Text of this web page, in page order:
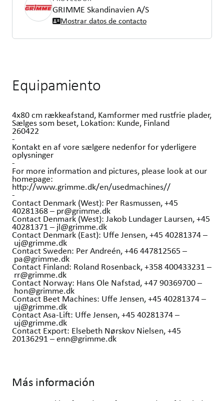
GRIMME Skandinavien A/S
Mostrar datos de contacto
Equipamiento
4x80 cm rækkeafstand, Kamformer med rustfrie plader,
Sælges som beset, Lokation: Kunde, Finland
260422
-
Kontakt en af vore sælgere nedenfor for yderligere
oplysninger
-
For more information and pictures, please look at our
homepage:
http://www.grimme.dk/en/usedmachines//
-
Contact Denmark (West): Per Rasmussen, +45
40281368 – pr@grimme.dk
Contact Denmark (West): Jakob Lundager Laursen, +45
40281371 – jl@grimme.dk
Contact Denmark (East): Uffe Jensen, +45 40281374 –
uj@grimme.dk
Contact Sweden: Per Andreén, +46 447812565 –
pa@grimme.dk
Contact Finland: Roland Rosenback, +358 400433231 –
rr@grimme.dk
Contact Norway: Hans Ole Nafstad, +47 90369700 –
hon@grimme.dk
Contact Beet Machines: Uffe Jensen, +45 40281374 –
uj@grimme.dk
Contact Asa-Lift: Uffe Jensen, +45 40281374 –
uj@grimme.dk
Contact Export: Elsebeth Nørskov Nielsen, +45
20136291 – enn@grimme.dk
Más información